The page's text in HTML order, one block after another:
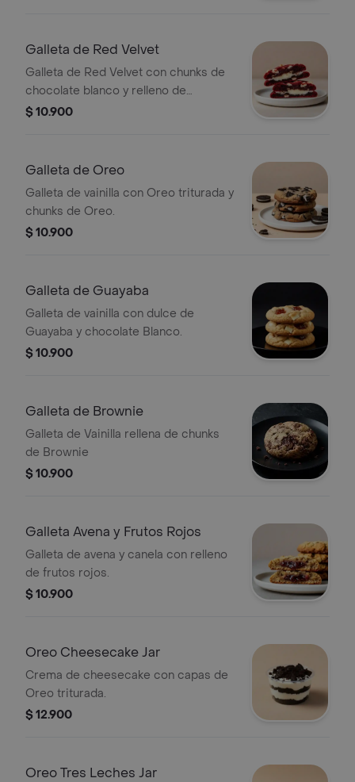
Galleta de Red Velvet
Galleta de Red Velvet con chunks de
chocolate blanco y relleno de
Cheesecake.
$ 10.900
Galleta de Oreo
Galleta de vainilla con Oreo triturada y
chunks de Oreo.
$ 10.900
Galleta de Guayaba
Galleta de vainilla con dulce de
Guayaba y chocolate Blanco.
$ 10.900
Galleta de Brownie
Galleta de Vainilla rellena de chunks
de Brownie
$ 10.900
Galleta Avena y Frutos Rojos
Galleta de avena y canela con relleno
de frutos rojos.
$ 10.900
Oreo Cheesecake Jar
Crema de cheesecake con capas de
Oreo triturada.
$ 12.900
Oreo Tres Leches Jar